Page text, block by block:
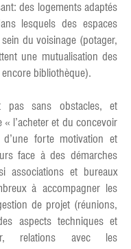
des logements adaptés
lesquels des espaces
du voisinage (potager,
une mutualisation des
bibliothèque).
sans obstacles, et
« l’acheter et du concevoir
forte motivation et
face à des démarches
associations et bureaux
à accompagner les
de projet (réunions,
aspects techniques et
relations avec les